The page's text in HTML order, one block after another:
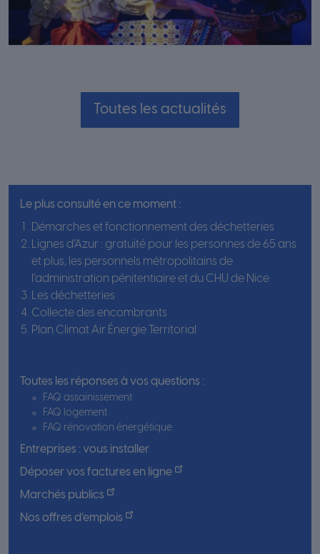
Toutes les actualités
Le plus consulté en ce moment :
Démarches et fonctionnement des déchetteries
Lignes d’Azur : gratuité pour les personnes de 65 ans
et plus, les personnels métropolitains de
l’administration pénitentiaire et du CHU de Nice
Les déchetteries
Collecte des encombrants
Plan Climat Air Énergie Territorial
Toutes les réponses à vos questions :
FAQ assainissement
FAQ logement
FAQ rénovation énergétique
Entreprises : vous installer
Déposer vos factures en ligne
Marchés publics
Nos offres d’emplois